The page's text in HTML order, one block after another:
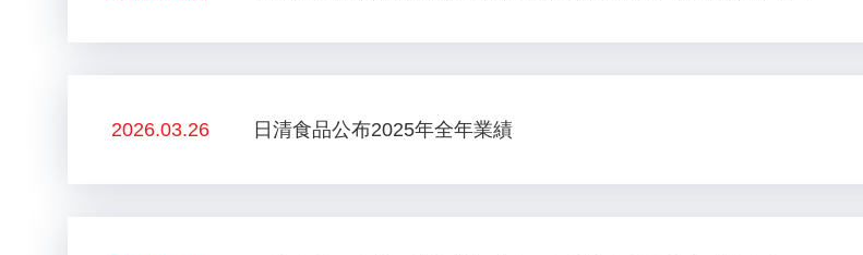
2026.03.26 日清食品公布2025年全年業績